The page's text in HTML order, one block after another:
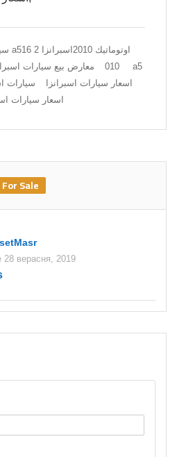
سيارة اسبرانزا a516 اوتوماتيك 2010
اسبرانزا 2
010
معارض بيع سيارات
اسعار سيارات اسبرانزا سيارات
اسعار سيارات
For Sale
28 верасня, 2019